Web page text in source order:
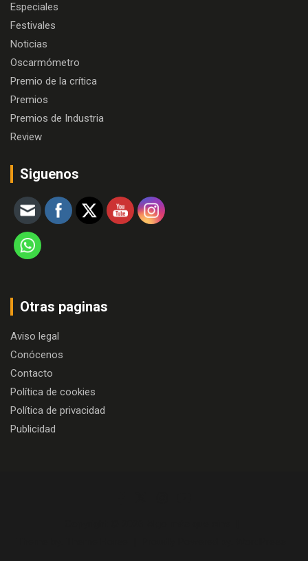
Especiales
Festivales
Noticias
Oscarmómetro
Premio de la crítica
Premios
Premios de Industria
Review
Siguenos
Otras paginas
Aviso legal
Conócenos
Contacto
Política de cookies
Política de privacidad
Publicidad